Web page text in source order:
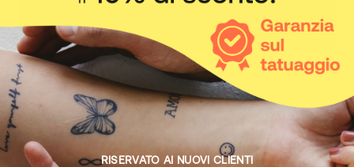
IL CORPO FA IL SUO LAVORO
Come funziona
RISERVATO AI NUOVI CLIENTI